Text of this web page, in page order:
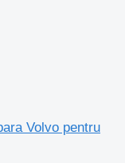
Volvo pentru